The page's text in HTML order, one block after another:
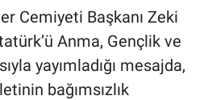
Cemiyeti Başkanı Zeki
Anma, Gençlik ve
yayımladığı mesajda,
bağımsızlık